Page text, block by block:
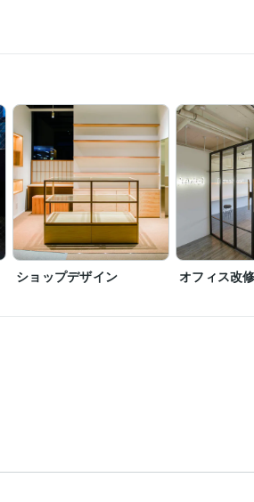
ショップデザイン オフィス改